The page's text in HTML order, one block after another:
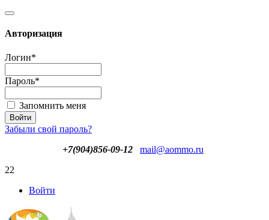
Авторизация
Логин*
Пароль*
Запомнить меня
Забыли свой пароль?
+7(904)856-09-12
mail@aommo.ru
22
Войти